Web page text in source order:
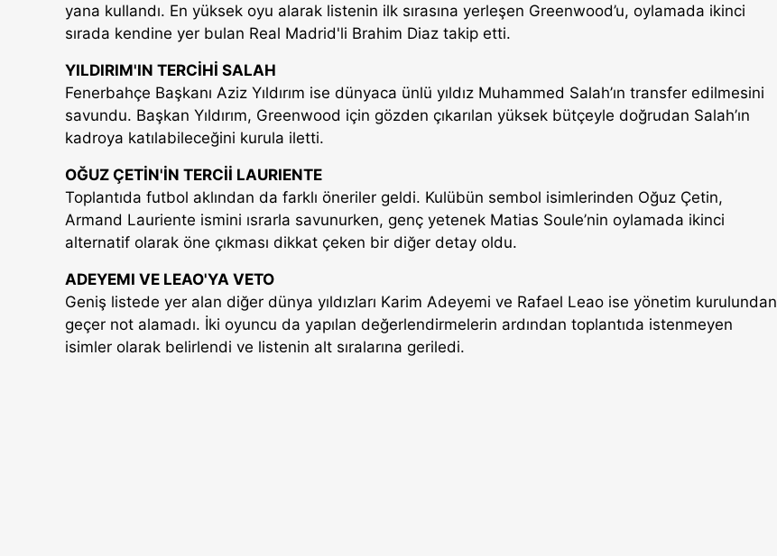
yana kullandı. En yüksek oyu alarak listenin ilk sırasına yerleşen Greenwood’u, oylamada ikinci
sırada kendine yer bulan Real Madrid'li Brahim Diaz takip etti.
YILDIRIM'IN TERCİHİ SALAH
Fenerbahçe Başkanı Aziz Yıldırım ise dünyaca ünlü yıldız Muhammed Salah’ın transfer edilmesini
savundu. Başkan Yıldırım, Greenwood için gözden çıkarılan yüksek bütçeyle doğrudan Salah’ın
kadroya katılabileceğini kurula iletti.
OĞUZ ÇETİN'İN TERCİİ LAURIENTE
Toplantıda futbol aklından da farklı öneriler geldi. Kulübün sembol isimlerinden Oğuz Çetin,
Armand Lauriente ismini ısrarla savunurken, genç yetenek Matias Soule’nin oylamada ikinci
alternatif olarak öne çıkması dikkat çeken bir diğer detay oldu.
ADEYEMI VE LEAO'YA VETO
Geniş listede yer alan diğer dünya yıldızları Karim Adeyemi ve Rafael Leao ise yönetim kurulundan
geçer not alamadı. İki oyuncu da yapılan değerlendirmelerin ardından toplantıda istenmeyen
isimler olarak belirlendi ve listenin alt sıralarına geriledi.